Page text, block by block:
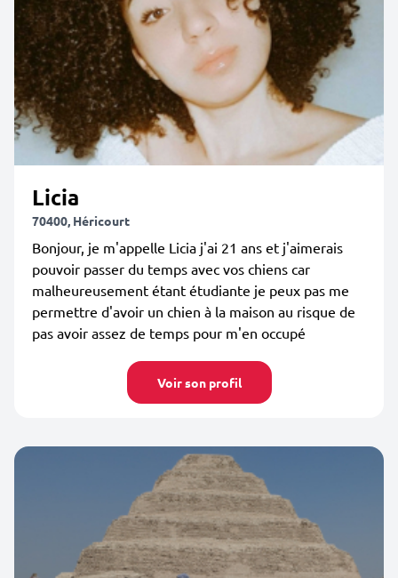
Licia
70400, Héricourt
Bonjour, je m'appelle Licia j'ai 21 ans et j'aimerais
pouvoir passer du temps avec vos chiens car
malheureusement étant étudiante je peux pas me
permettre d'avoir un chien à la maison au risque de
pas avoir assez de temps pour m'en occupé
Voir son profil